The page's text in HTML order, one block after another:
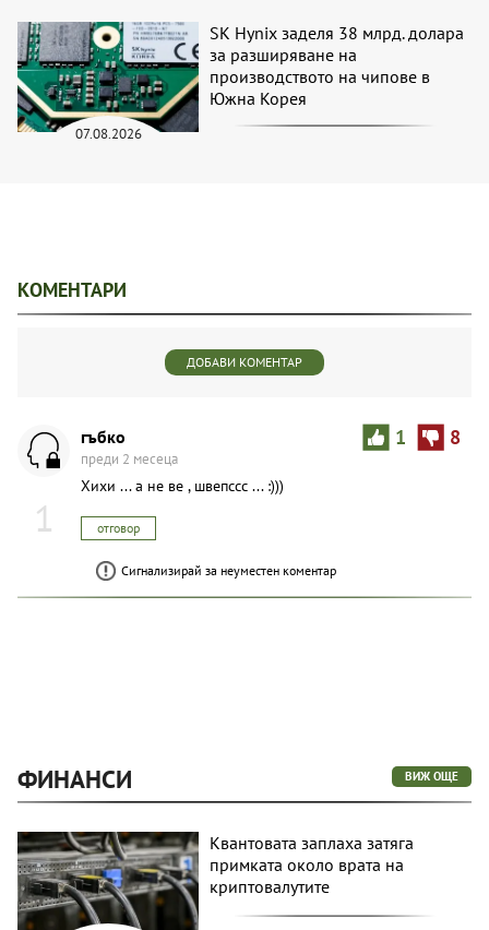
07.08.2026
SK Hynix заделя 38 млрд. долара
за разширяване на
производството на чипове в
Южна Корея
КОМЕНТАРИ
ДОБАВИ КОМЕНТАР
1
1 8
гъбко
преди 2 месеца
Хихи ... а не ве , швепссс ... :)))
отговор
Сигнализирай за неуместен коментар
ФИНАНСИ ВИЖ ОЩЕ
Квантовата заплаха затяга
примката около врата на
криптовалутите